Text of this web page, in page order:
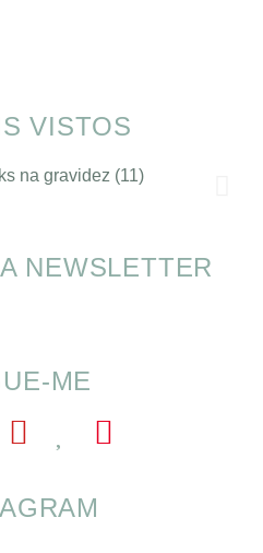
VISTOS
de Pequenos Almoços
NEWSLETTER
ME